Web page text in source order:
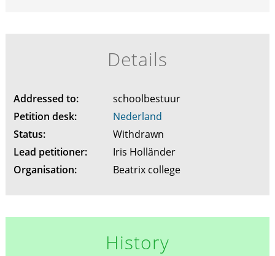
Details
Addressed to:
schoolbestuur
Petition desk:
Nederland
Status:
Withdrawn
Lead petitioner:
Iris Holländer
Organisation:
Beatrix college
History